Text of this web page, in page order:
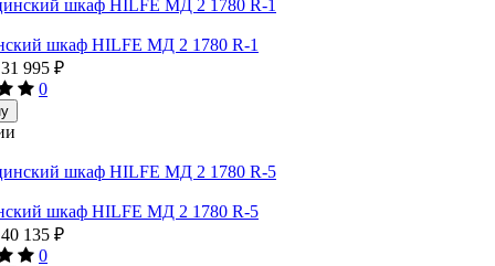
шкаф HILFE МД 2 1780 R-1
31 995 ₽
0
шкаф HILFE МД 2 1780 R-5
40 135 ₽
0